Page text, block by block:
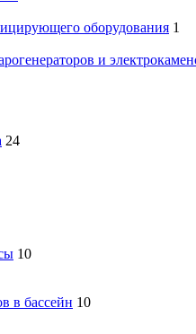
оборудования 1
и
24
10
в бассейн 10